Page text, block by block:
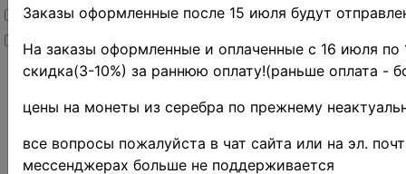
Товары в наличии
Новинки
TERMS
Home»
Africa»
Коморские
острова ♦♦
Поиск в
Заказы оформленные после 15 июля будут
На заказы оформленные и оплаченные с 16 июля по
скидка(3-10%) за раннюю оплату!(раньше оплата -
цены на монеты из серебра по прежнему
все вопросы пожалуйста в чат сайта или на эл.
мессенджерах больше не поддерживается